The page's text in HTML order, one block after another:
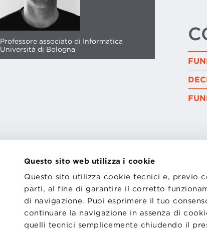
Questo sito web utilizza i cookie
Questo sito utilizza cookie tecnici e, previo
parti, al fine di garantire il corretto
di navigazione. Puoi esprimere il tuo
continuare la navigazione in assenza di
quelli tecnici semplicemente chiudendo il
Professore associato di Informatica
Università di Bologna
CONTATTI
TRASPARENZA
PRIVACY
PREFERENZE COOKIE